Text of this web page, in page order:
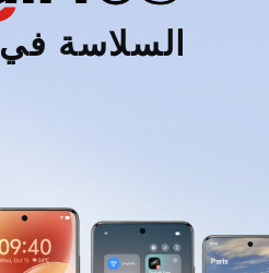
السلاسة في Origin.